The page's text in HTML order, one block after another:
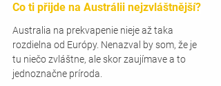
Co ti přijde na Austrálii nejzvláštnější?
Australia na prekvapenie nieje až taka
rozdielna od Európy. Nenazval by som, že je
tu niečo zvláštne, ale skor zaujímave a to
jednoznačne príroda.